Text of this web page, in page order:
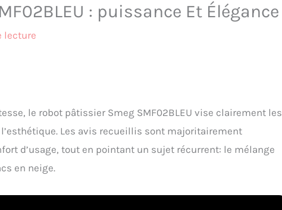
: puissance Et Élégance
lecture
le robot pâtissier Smeg SMF02BLEU vise clairement les
Les avis recueillis sont majoritairement
d’usage, tout en pointant un sujet récurrent: le mélange
en neige.